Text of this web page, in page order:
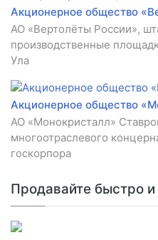
Акционерное общество
АО «Вертолёты России»,
производственные
Ула
Акционерное общество
АО «Монокристалл»
многоотраслевого
госкорпора
Продавайте быстро и